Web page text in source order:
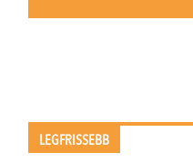
LEGFRISSEBB